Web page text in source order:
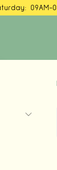
09AM-